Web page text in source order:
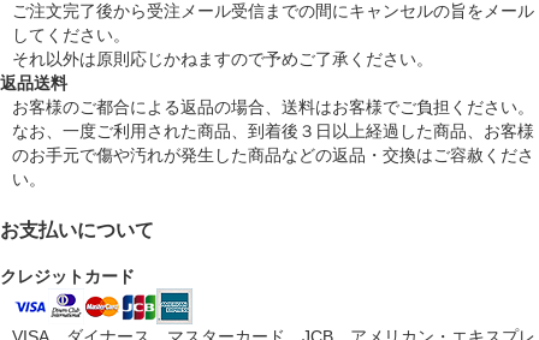
ご注文完了後から受注メール受信までの間にキャンセルの旨をメール
してください。
それ以外は原則応じかねますので予めご了承ください。
返品送料
お客様のご都合による返品の場合、送料はお客様でご負担ください。
なお、一度ご利用された商品、到着後３日以上経過した商品、お客様
のお手元で傷や汚れが発生した商品などの返品・交換はご容赦くださ
い。
お支払いについて
クレジットカード
VISA、ダイナース、マスターカード、JCB、アメリカン・エキスプレ